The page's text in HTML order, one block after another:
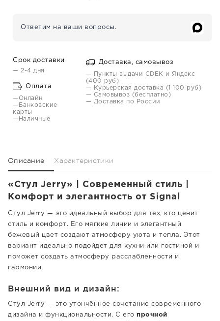
Ответим на ваши вопросы.
Срок доставки
— 2-4 дня
Оплата
—Онлайн
—Банковские
карты
—Наличные
Доставка, самовывоз
— Пункты выдачи CDEK и Яндекс
(400 руб)
— Курьерская доставка (1 100 руб)
— Самовывоз (бесплатно)
— Доставка по России
Описание Характеристики
«Стул Jerry» | Современный стиль |
Комфорт и элегантность от Signal
Стул Jerry — это идеальный выбор для тех, кто ценит
стиль и комфорт. Его мягкие линии и элегантный
бежевый цвет создают атмосферу уюта и тепла. Этот
вариант идеально подойдет для кухни или гостиной и
поможет создать атмосферу расслабленности и
гармонии.
Внешний вид и дизайн:
Стул Jerry — это утончённое сочетание современного
дизайна и функциональности. С его прочной